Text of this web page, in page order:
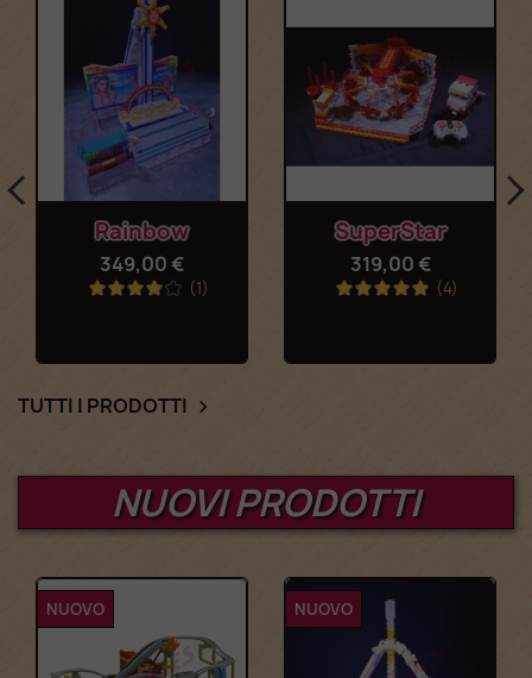
Rainbow
349,00 €
(1)
SuperStar
319,00 €
(4)
TUTTI I PRODOTTI 
NUOVI PRODOTTI
NUOVO NUOVO